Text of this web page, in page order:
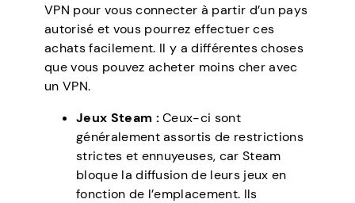
VPN pour vous connecter à partir d’un pays
autorisé et vous pourrez effectuer ces
achats facilement. Il y a différentes choses
que vous pouvez acheter moins cher avec
un VPN.
Jeux Steam :Ceux-ci sont
généralement assortis de restrictions
strictes et ennuyeuses, car Steam
bloque la diffusion de leurs jeux en
fonction de l’emplacement. Ils